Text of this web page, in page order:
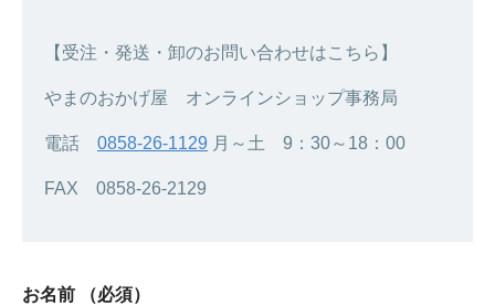
【受注・発送・卸のお問い合わせはこちら】
やまのおかげ屋 オンラインショップ事務局
電話 0858-26-1129 月～土 9：30～18：00
FAX 0858-26-2129
お名前 （必須）